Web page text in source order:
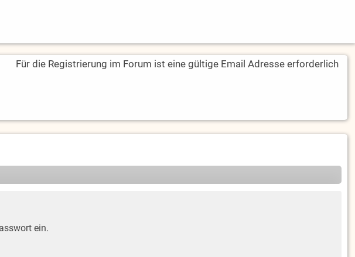
Für die Registrierung im Forum ist eine gültige Email Adresse erforderlich
ein.